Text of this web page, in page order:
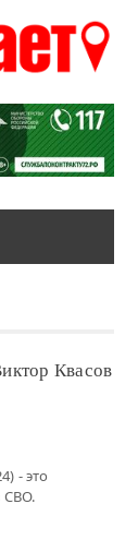
Квасов
- это
СВО.